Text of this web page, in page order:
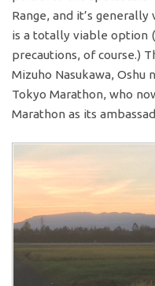
Range, and it’s
is a totally viable option
precautions, of course.)
Mizuho Nasukawa, Oshu
Tokyo Marathon, who
Marathon as its